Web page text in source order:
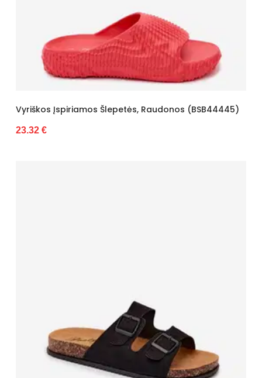
Vyriškos Įspiriamos Šlepetės, Raudonos (BSB44445)
23.32 €